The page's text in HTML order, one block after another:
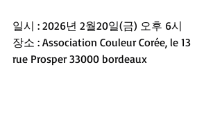
일시 : 2026년 2월20일(금) 오후 6시
장소 : Association Couleur Corée, le 13
rue Prosper 33000 bordeaux